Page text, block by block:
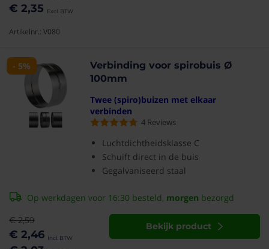
€ 2,35
Artikelnr.: V080
- 5%
Verbinding voor spirobuis Ø
100mm
Twee (spiro)buizen met elkaar
verbinden
4 Reviews
Luchtdichtheidsklasse C
Schuift direct in de buis
Gegalvaniseerd staal
€ 2,46
€ 2,59
Op werkdagen voor 16:30 besteld, morgen bezorgd
Bekijk product